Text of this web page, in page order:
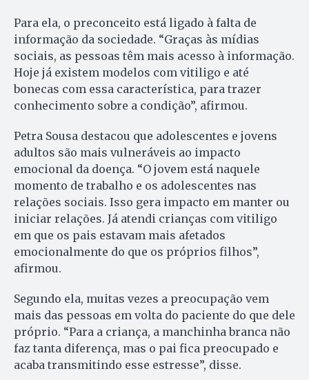
Para ela, o preconceito está ligado à falta de
informação da sociedade. “Graças às mídias
sociais, as pessoas têm mais acesso à informação.
Hoje já existem modelos com vitiligo e até
bonecas com essa característica, para trazer
conhecimento sobre a condição”, afirmou.
Petra Sousa destacou que adolescentes e jovens
adultos são mais vulneráveis ao impacto
emocional da doença. “O jovem está naquele
momento de trabalho e os adolescentes nas
relações sociais. Isso gera impacto em manter ou
iniciar relações. Já atendi crianças com vitiligo
em que os pais estavam mais afetados
emocionalmente do que os próprios filhos”,
afirmou.
Segundo ela, muitas vezes a preocupação vem
mais das pessoas em volta do paciente do que dele
próprio. “Para a criança, a manchinha branca não
faz tanta diferença, mas o pai fica preocupado e
acaba transmitindo esse estresse”, disse.